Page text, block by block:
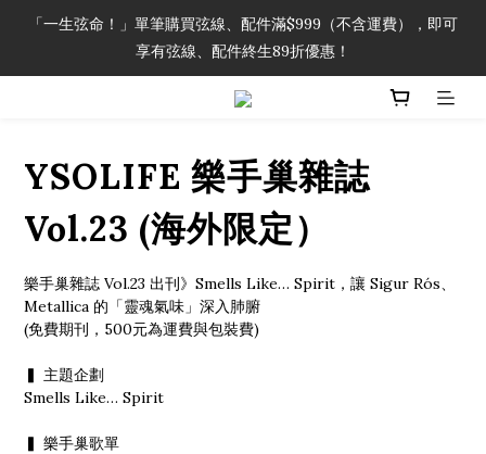
「一生弦命！」單筆購買弦線、配件滿$999（不含運費），即可
享有弦線、配件終生89折優惠！
「一生弦命！」單筆購買弦線、配件滿$999（不含運費），即可
享有弦線、配件終生89折優惠！
加入會員即領2000元購物金。 加入購物車查看更多折扣！
「一生弦命！」單筆購買弦線、配件滿$999（不含運費），即可
YSOLIFE 樂手巢雜誌
Vol.23 (海外限定）
樂手巢雜誌 Vol.23 出刊》Smells Like… Spirit，讓 Sigur Rós、
Metallica 的「靈魂氣味」深入肺腑
(免費期刊，500元為運費與包裝費)
▍ 主題企劃
Smells Like… Spirit
▍ 樂手巢歌單